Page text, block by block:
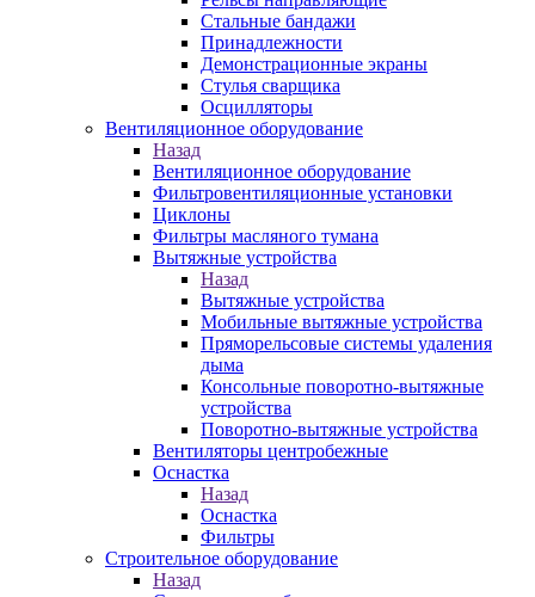
Стальные бандажи
Принадлежности
Демонстрационные экраны
Стулья сварщика
Осцилляторы
Вентиляционное оборудование
Назад
Вентиляционное оборудование
Фильтровентиляционные установки
Циклоны
Фильтры масляного тумана
Вытяжные устройства
Назад
Вытяжные устройства
Мобильные вытяжные устройства
Пряморельсовые системы удаления
дыма
Консольные поворотно-вытяжные
устройства
Поворотно-вытяжные устройства
Вентиляторы центробежные
Оснастка
Назад
Оснастка
Фильтры
Строительное оборудование
Назад